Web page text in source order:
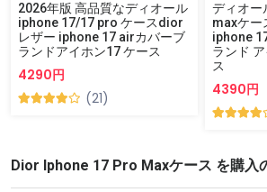
2026年版 高品質なディオール
iphone 17/17 pro ケースdior
レザー iphone 17 airカバーブ
ランドアイホン17 ケース
4290円
(21)
ディオー
maxケー
iphone
ランド
ス
4390円
Dior Iphone 17 Pro Maxケース を購入